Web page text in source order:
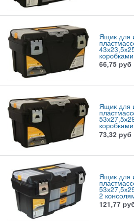
Ящик для
коробками
66,75 руб
Ящик для
коробками
73,32 руб
Ящик для
2
121,77